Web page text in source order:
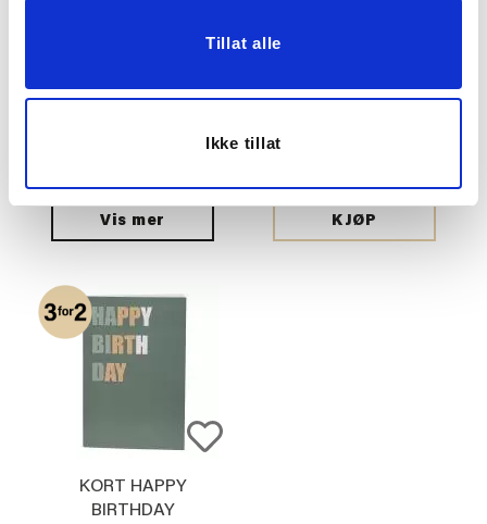
Tillat alle
Ikke tillat
Vis mer
AMBER MYSTIQUE
KJØP
KORT HAPPY
BIRTHDAY